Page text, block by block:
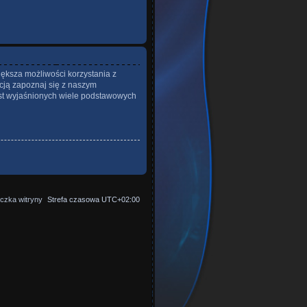
możliwości korzystania z
zapoznaj się z naszym
wyjaśnionych wiele podstawowych
Strefa czasowa UTC+02:00
witryny